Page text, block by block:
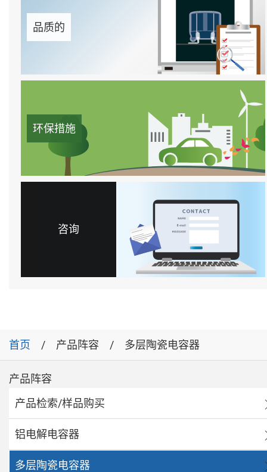
品质的
环保措施
咨询
首页 产品阵容 多层陶瓷电容器
产品阵容
产品检索/样品购买
铝电解电容器
多层陶瓷电容器